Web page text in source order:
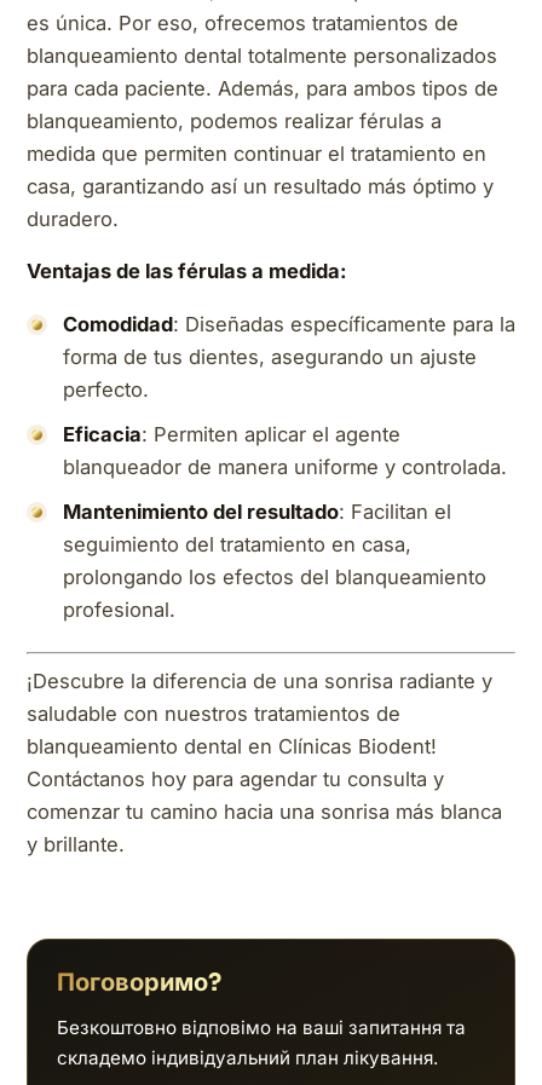
es única. Por eso, ofrecemos tratamientos de
blanqueamiento dental totalmente personalizados
para cada paciente. Además, para ambos tipos de
blanqueamiento, podemos realizar férulas a
medida que permiten continuar el tratamiento en
casa, garantizando así un resultado más óptimo y
duradero.
Ventajas de las férulas a medida:
Comodidad: Diseñadas específicamente para la
forma de tus dientes, asegurando un ajuste
perfecto.
Eficacia: Permiten aplicar el agente
blanqueador de manera uniforme y controlada.
Mantenimiento del resultado: Facilitan el
seguimiento del tratamiento en casa,
prolongando los efectos del blanqueamiento
profesional.
¡Descubre la diferencia de una sonrisa radiante y
saludable con nuestros tratamientos de
blanqueamiento dental en Clínicas Biodent!
Contáctanos hoy para agendar tu consulta y
comenzar tu camino hacia una sonrisa más blanca
y brillante.
Поговоримо?
Безкоштовно відповімо на ваші запитання та
складемо індивідуальний план лікування.